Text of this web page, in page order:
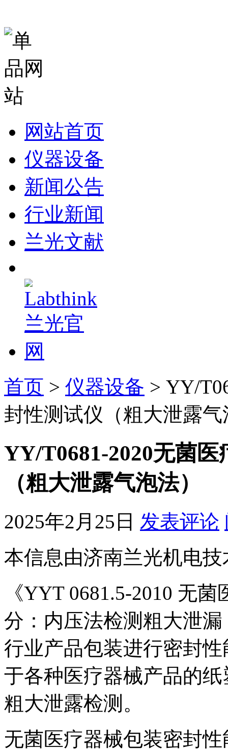
网站首页
仪器设备
新闻公告
行业新闻
兰光文献
首页 > 仪器设备 > YY/
封性测试仪（粗大泄露气
YY/T0681-2020无菌
（粗大泄露气泡法）
2025年2月25日 发表评论
本信息由济南兰光机电
《YYT 0681.5-2010 无
分：内压法检测粗大泄
行业产品包装进行密封
于各种医疗器械产品的
粗大泄露检测。
无菌医疗器械包装密封